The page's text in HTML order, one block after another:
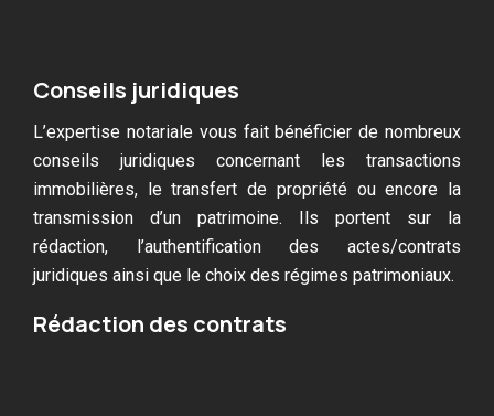
Conseils juridiques
L’expertise notariale vous fait bénéficier de nombreux
conseils juridiques concernant les transactions
immobilières, le transfert de propriété ou encore la
transmission d’un patrimoine. Ils portent sur la
rédaction, l’authentification des actes/contrats
juridiques ainsi que le choix des régimes patrimoniaux.
Rédaction des contrats